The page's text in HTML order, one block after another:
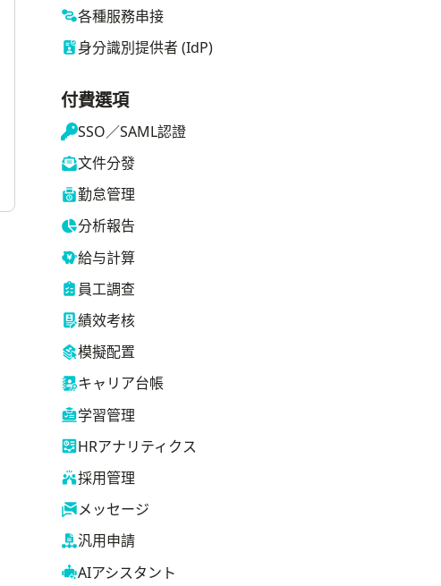
各種服務串接
身分識別提供者 (IdP)
付費選項
SSO／SAML認證
文件分發
勤怠管理
分析報告
給与計算
員工調查
績效考核
模擬配置
キャリア台帳
学習管理
HRアナリティクス
採用管理
メッセージ
汎用申請
AIアシスタント